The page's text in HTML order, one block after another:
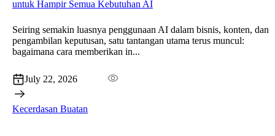
Seiring semakin luasnya penggunaan AI dalam bisnis, konten, dan
pengambilan keputusan, satu tantangan utama terus muncul:
bagaimana cara memberikan in...
July 22, 2026
Kecerdasan Buatan